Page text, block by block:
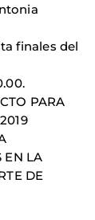
finales del
PARA
EN LA
DE